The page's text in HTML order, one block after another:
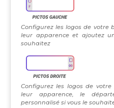
Configurez les logos de votre
leur apparence et ajoutez
souhaitez
Configurez les logos de
leur apparence, le
personnalisé si vous le